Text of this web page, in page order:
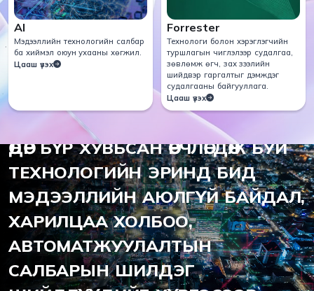
AI
Мэдээллийн технологийн салбар
ба хиймэл оюун ухааны хөгжил.
Цааш үзэх
Forrester
Технологи болон хэрэглэгчийн
туршлагын чиглэлээр судалгаа,
зөвлөмж өгч, зах зээлийн
шийдвэр гаргалтыг дэмждэг
судалгааны байгууллага.
Цааш үзэх
ӨДӨР БҮР ХУВЬСАН ӨӨРЧЛӨГДӨЖ БУЙ
ТЕХНОЛОГИЙН ЭРИНД БИД
МЭДЭЭЛЛИЙН АЮЛГҮЙ БАЙДАЛ,
ХАРИЛЦАА ХОЛБОО,
АВТОМАТЖУУЛАЛТЫН
САЛБАРЫН ШИЛДЭГ